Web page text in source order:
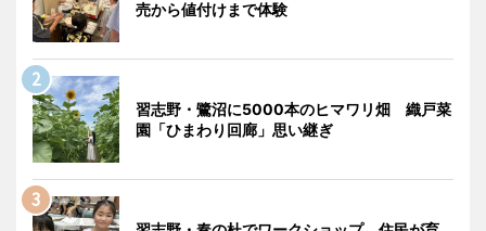
売から値付けまで体験
習志野・鷺沼に5000本のヒマワリ畑 織戸菜
園「ひまわり回廊」思い継ぎ